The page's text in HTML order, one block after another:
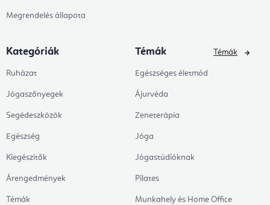
Megrendelés állapota
Kategóriák
Ruházat
Jógaszőnyegek
Segédeszközök
Egészség
Kiegészítők
Árengedmények
Témák
Témák
Egészséges életmód
Ájurvéda
Zeneterápia
Jóga
Jógastúdióknak
Pilates
Munkahely és Home Office
Témák